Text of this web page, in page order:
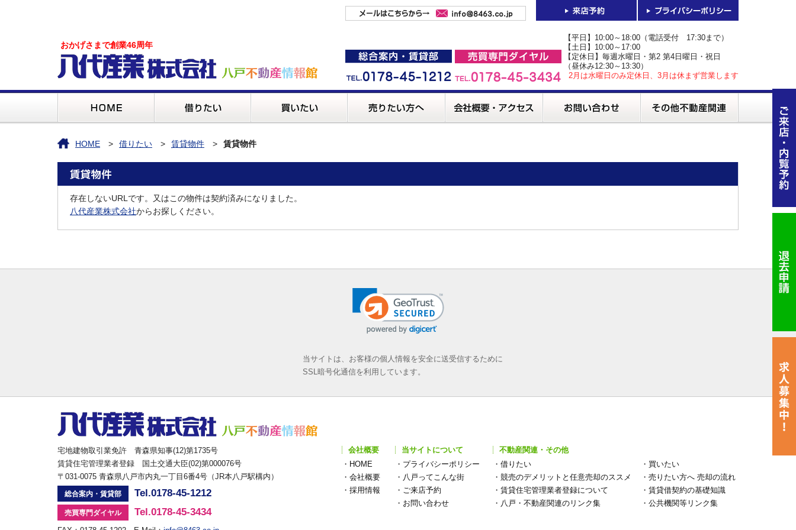
おかげさまで創業46周年
【平日】10:00～18:00（電話受付 17:30まで）
【土日】10:00～17:00
【定休日】毎週水曜日・第2 第4日曜日・祝日
（昼休み12:30～13:30）
2月は水曜日のみ定休日、3月は休まず営業します
HOME 借りたい 賃貸物件 賃貸物件
存在しないURLです。又はこの物件は契約済みになりました。
八代産業株式会社からお探しください。
当サイトは、お客様の個人情報を安全に送受信するために
SSL暗号化通信を利用しています。
宅地建物取引業免許 青森県知事(12)第1735号
賃貸住宅管理業者登録 国土交通大臣(02)第000076号
〒031-0075 青森県八戸市内丸一丁目6番4号（JR本八戸駅構内）
総合案内・賃貸部 Tel.0178-45-1212
売買専門ダイヤル Tel.0178-45-3434
会社概要
・ HOME
・ 会社概要
・ 採用情報
当サイトについて
・ プライバシーポリシー
・ 八戸ってこんな街
・ ご来店予約
・ お問い合わせ
不動産関連・その他
・ 借りたい ・ 買いたい
・ 競売のデメリットと任意売却のススメ ・ 売りたい方へ 売却の流れ
・ 賃貸住宅管理業者登録について ・ 賃貸借契約の基礎知識
・ 八戸・不動産関連のリンク集 ・ 公共機関等リンク集